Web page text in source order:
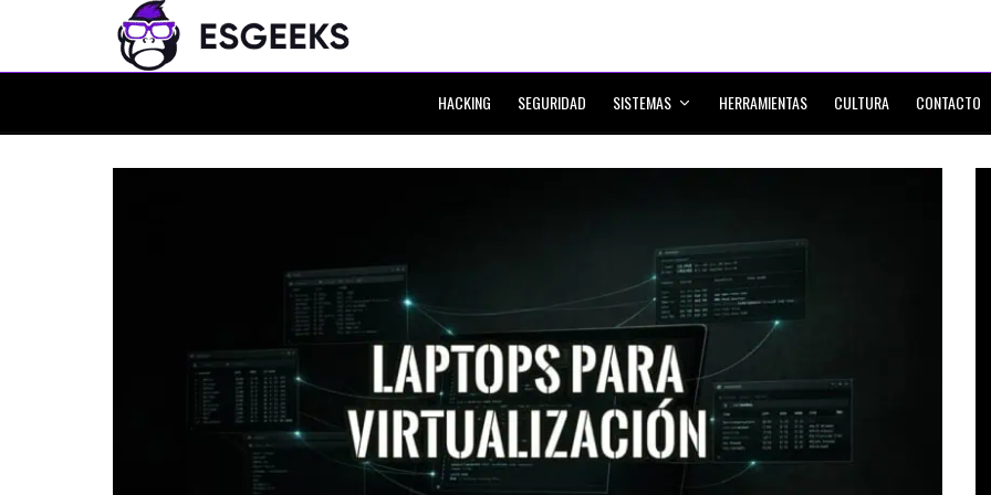
HACKING SEGURIDAD SISTEMAS HERRAMIENTAS CULTURA CONTACTO